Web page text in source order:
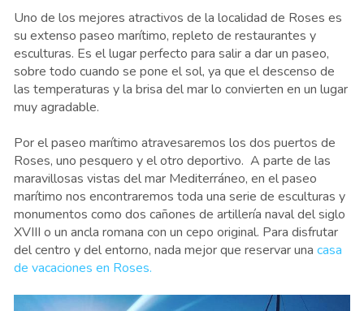
Uno de los mejores atractivos de la localidad de Roses es
su extenso paseo marítimo, repleto de restaurantes y
esculturas. Es el lugar perfecto para salir a dar un paseo,
sobre todo cuando se pone el sol, ya que el descenso de
las temperaturas y la brisa del mar lo convierten en un lugar
muy agradable.
Por el paseo marítimo atravesaremos los dos puertos de
Roses, uno pesquero y el otro deportivo. A parte de las
maravillosas vistas del mar Mediterráneo, en el paseo
marítimo nos encontraremos toda una serie de esculturas y
monumentos como dos cañones de artillería naval del siglo
XVIII o un ancla romana con un cepo original. Para disfrutar
del centro y del entorno, nada mejor que reservar una casa
de vacaciones en Roses.